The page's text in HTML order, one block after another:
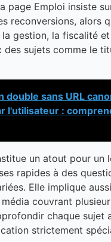
page Emploi insiste
reconversions, alors
la gestion, la fiscalité
sujets comme le
double sans URL
l'utilisateur :
un atout pour un
rapides à des
Elle implique
couvrant
chaque sujet
strictement